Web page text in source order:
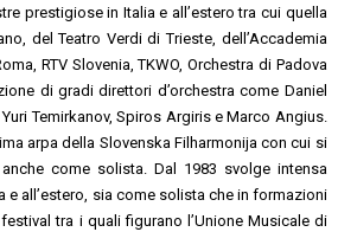
prestigiose in Italia e all’estero tra cui quella
del Teatro Verdi di Trieste, dell’Accademia
RTV Slovenia, TKWO, Orchestra di Padova
di gradi direttori d’orchestra come Daniel
Temirkanov, Spiros Argiris e Marco Angius.
arpa della Slovenska Filharmonija con cui si
come solista. Dal 1983 svolge intensa
e all’estero, sia come solista che in formazioni
tra i quali figurano l’Unione Musicale di